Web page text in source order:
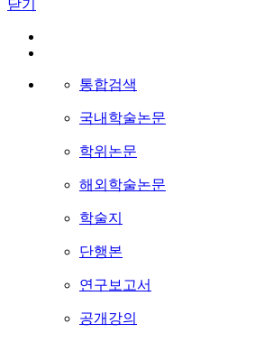
닫기
통합검색
국내학술논문
학위논문
해외학술논문
학술지
단행본
연구보고서
공개강의